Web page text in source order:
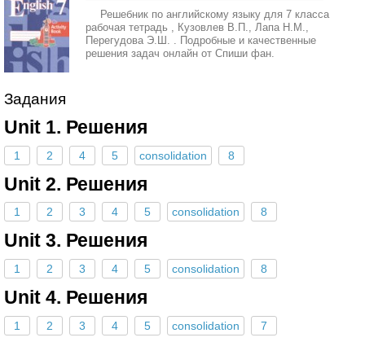
Решебник по английскому языку для 7 класса
рабочая тетрадь , Кузовлев В.П., Лапа Н.М.,
Перегудова Э.Ш. . Подробные и качественные
решения задач онлайн от Спиши фан.
Задания
Unit 1. Решения
1 2 4 5 consolidation 8
Unit 2. Решения
1 2 3 4 5 consolidation 8
Unit 3. Решения
1 2 3 4 5 consolidation 8
Unit 4. Решения
1 2 3 4 5 consolidation 7